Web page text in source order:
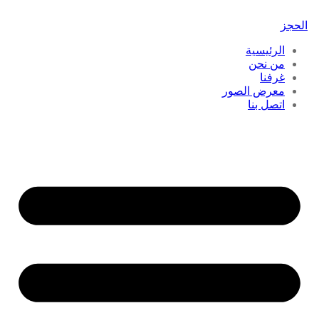
الحجز
الرئيسية
من نحن
غرفنا
معرض الصور
اتصل بنا